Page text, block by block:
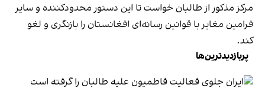
مرکز مذکور از طالبان خواست تا این دستور محدودکننده و سایر
فرامین مغایر با قوانین رسانه‌ای افغانستان را بازنگری و لغو
کند.
پربازدیدترین‌ها